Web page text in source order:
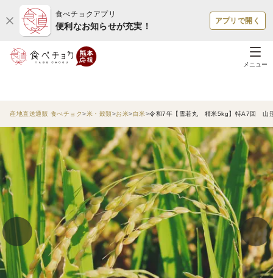
食べチョクアプリ
便利なお知らせが充実！
アプリで開く
メニュー
産地直送通販 食べチョク 米・穀類 お米 白米 令和7年【雪若丸 精米5kg】特A7回 山